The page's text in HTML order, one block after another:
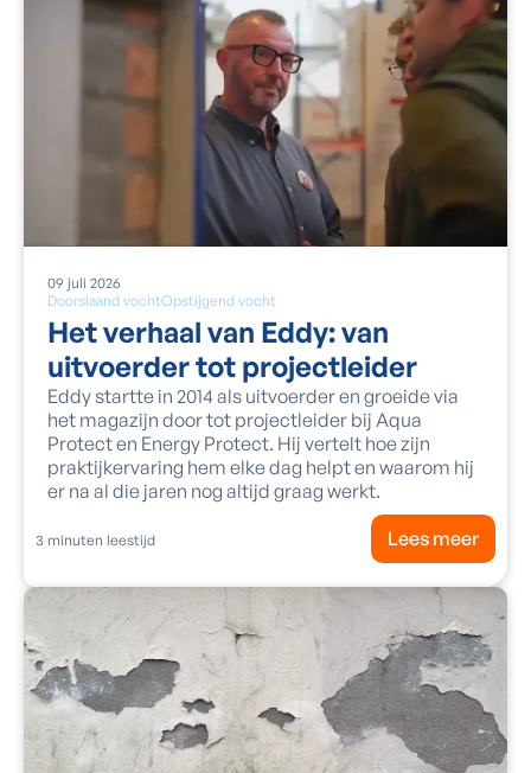
Doorslaand vochtOpstijgend vocht
09 juli 2026
Het verhaal van Eddy: van
uitvoerder tot projectleider
Eddy startte in 2014 als uitvoerder en groeide via
het magazijn door tot projectleider bij Aqua
Protect en Energy Protect. Hij vertelt hoe zijn
praktijkervaring hem elke dag helpt en waarom hij
er na al die jaren nog altijd graag werkt.
3 minuten leestijd Lees meer